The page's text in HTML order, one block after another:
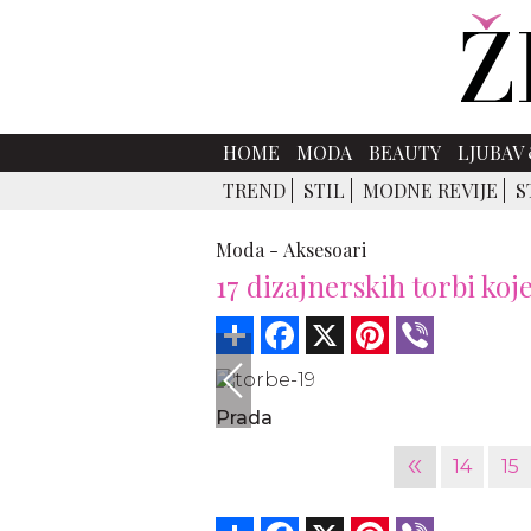
HOME MODA BEAUTY
TREND
STIL MODNE REVIJE
Moda - Aksesoari
17 dizajnerskih torbi
Share Facebook Pinterest
Prada
« 14 15
Share Facebook Pinterest